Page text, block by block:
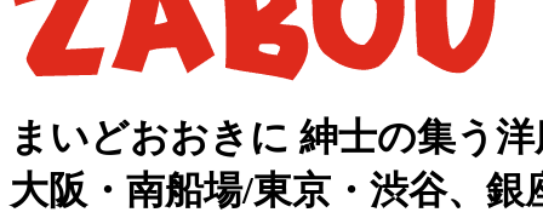
まいどおおきに 紳士の集う
大阪・南船場/東京・渋谷、